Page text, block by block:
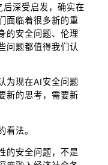
后深受启发，确实在
面临着很多新的重
的安全问题、伦理
问题都值得我们认
为现在AI安全问题
新的思考，需要新
法。
的安全问题，不是